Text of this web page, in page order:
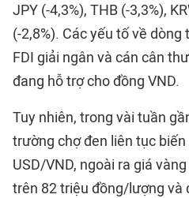
JPY (-4,3%), THB (-3,3%),
(-2,8%). Các yếu tố về
FDI giải ngân và cán cân
đang hỗ trợ cho đồng VND.
Tuy nhiên, trong vài tuần
trường chợ đen liên tục
USD/VND, ngoài ra giá
trên 82 triệu đồng/lượng và